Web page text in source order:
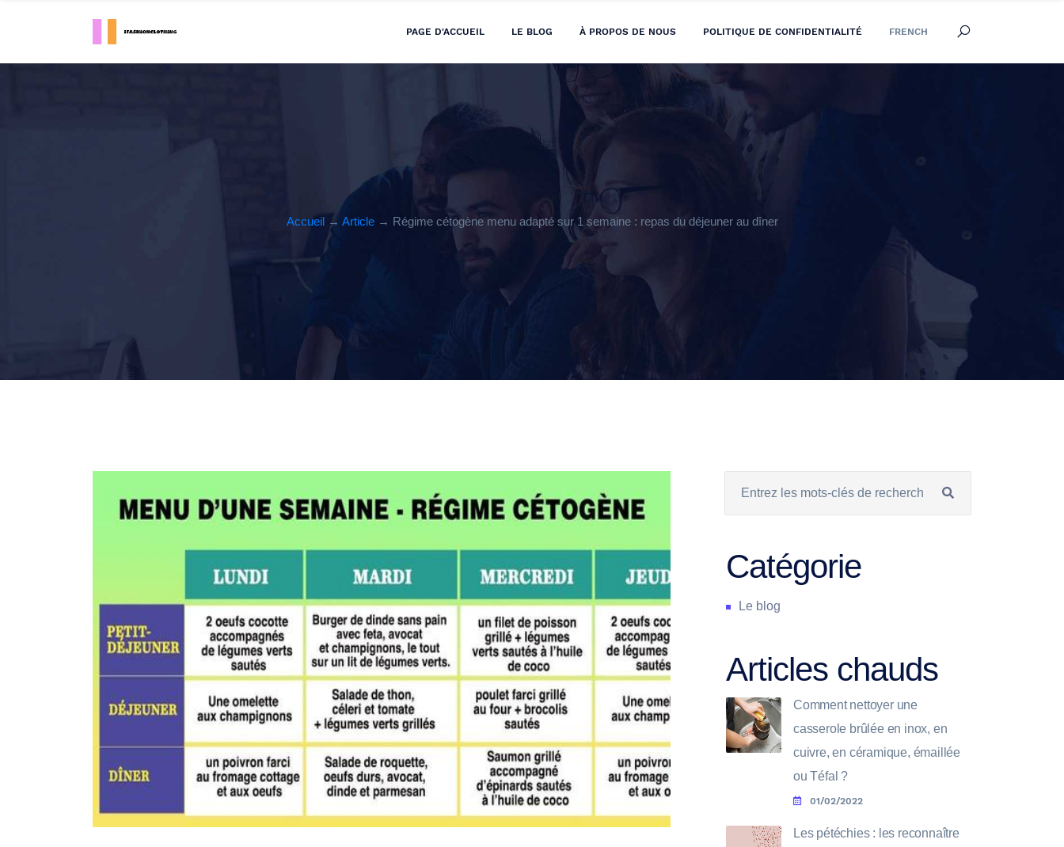
PAGE D'ACCUEIL LE BLOG À PROPOS DE NOUS POLITIQUE DE CONFIDENTIALITÉ FRENCH
Accueil→ Article→ Régime cétogène menu adapté sur 1 semaine : repas du déjeuner au dîner
Catégorie
Le blog
Articles chauds
Comment nettoyer une
casserole brûlée en inox, en
cuivre, en céramique, émaillée
ou Téfal ?
01/02/2022
Les pétéchies : les reconnaître